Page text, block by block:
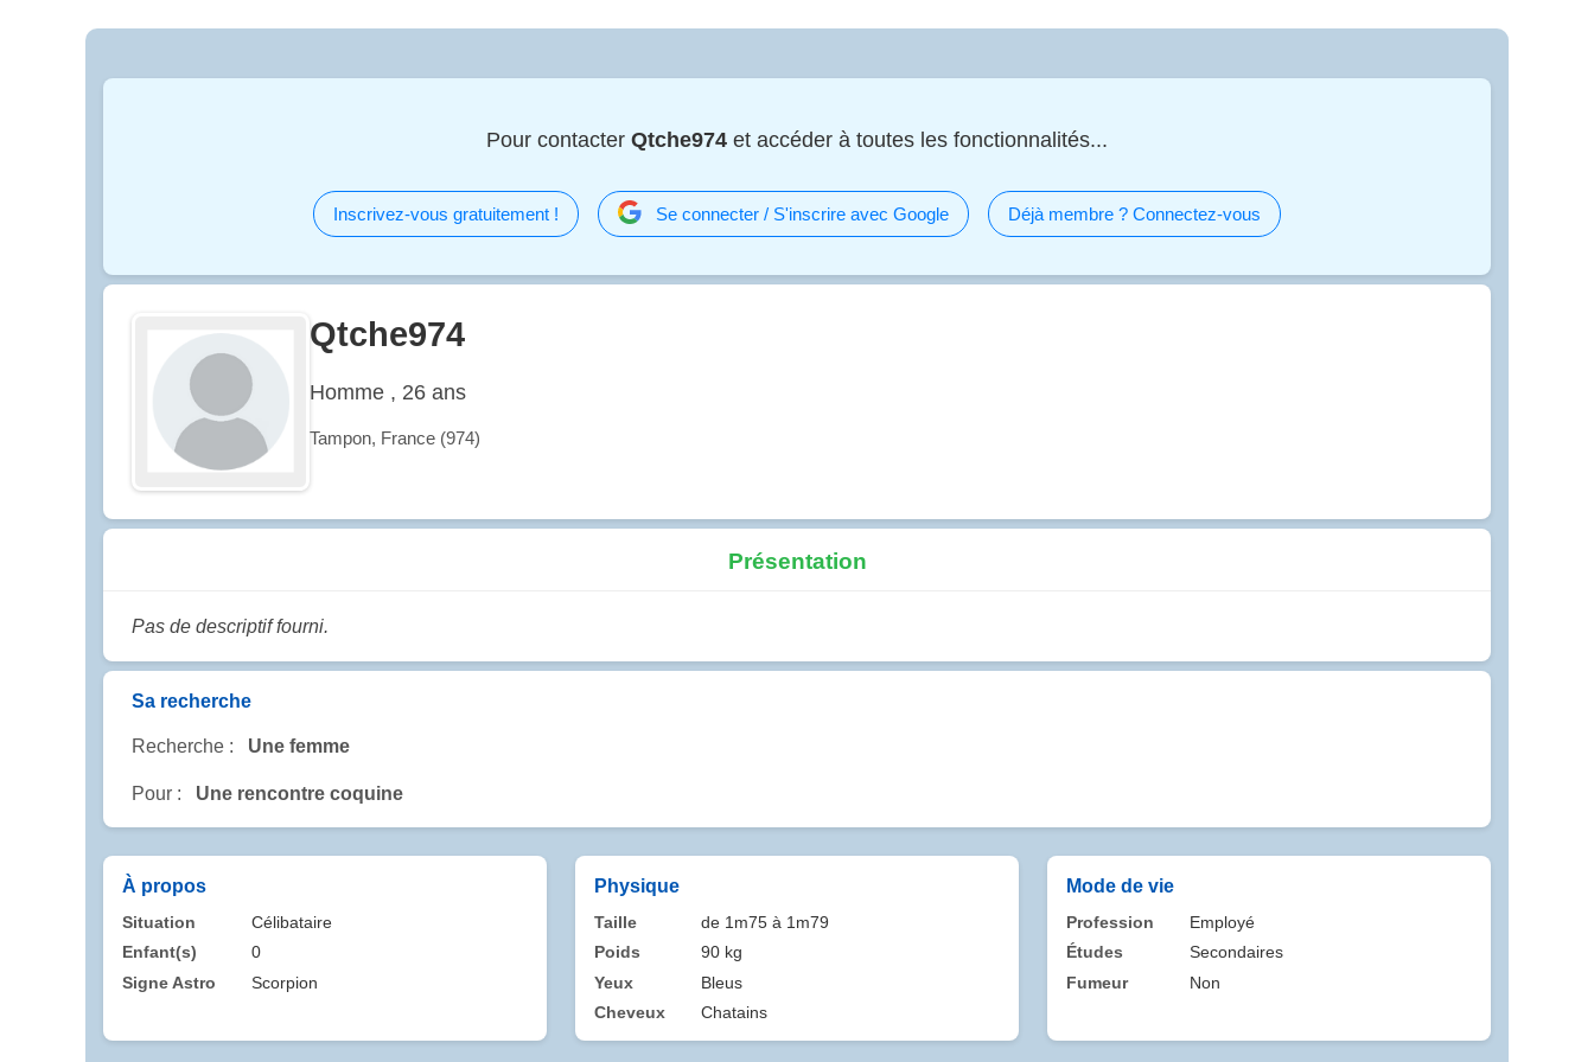
Pour contacter Qtche974 et accéder à toutes les fonctionnalités...
Inscrivez-vous gratuitement ! Se connecter / S'inscrire avec Google Déjà membre ? Connectez-vous
Qtche974
Homme , 26 ans
Tampon, France (974)
Présentation
Pas de descriptif fourni.
Sa recherche
Recherche : Une femme
Pour : Une rencontre coquine
À propos
Situation
Célibataire
Enfant(s)
0
Signe Astro
Scorpion
Physique
Taille
de 1m75 à 1m79
Poids
90 kg
Yeux
Bleus
Cheveux
Chatains
Mode de vie
Profession
Employé
Études
Secondaires
Fumeur
Non